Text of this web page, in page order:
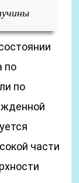
по
по
части